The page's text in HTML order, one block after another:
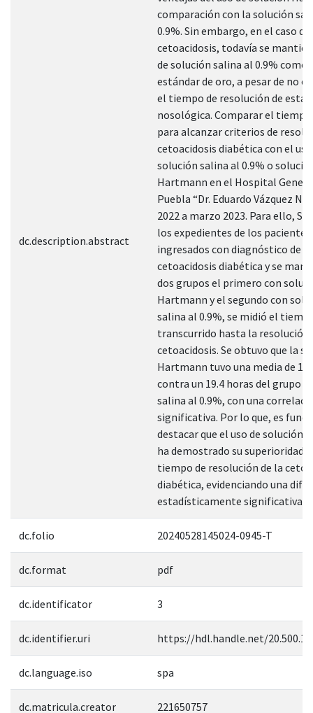
dc.description.abstract
comparación con la solución
0.9%. Sin embargo, en el caso de
cetoacidosis, todavía se
de solución salina al 0.9% como
estándar de oro, a pesar de no
el tiempo de resolución de esta
nosológica. Comparar el
para alcanzar criterios de
cetoacidosis diabética con el
solución salina al 0.9% o
Hartmann en el Hospital
Puebla “Dr. Eduardo Vázquez N”
2022 a marzo 2023. Para ello,
los expedientes de los pacientes
ingresados con diagnóstico de
cetoacidosis diabética y se
dos grupos el primero con
Hartmann y el segundo con
salina al 0.9%, se midió el
transcurrido hasta la resolución
cetoacidosis. Se obtuvo que la
Hartmann tuvo una media de
contra un 19.4 horas del grupo
salina al 0.9%, con una
significativa. Por lo que, es
destacar que el uso de solución
ha demostrado su superioridad
tiempo de resolución de la
diabética, evidenciando una
estadísticamente significativa”.
dc.folio 20240528145024-0945-T
dc.format pdf
dc.identificator 3
dc.identifier.uri https://hdl.handle.net/
dc.language.iso spa
dc.matricula.creator 221650757